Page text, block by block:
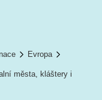
Evropa
města, kláštery i